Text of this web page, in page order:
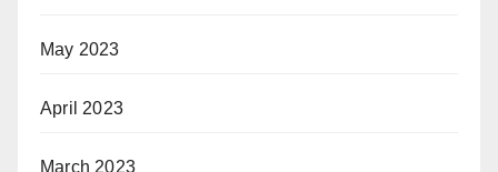
May 2023
April 2023
March 2023